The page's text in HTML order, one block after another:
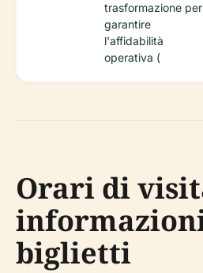
trasformazione per
garantire
l'affidabilità
operativa (
Orari di
biglietti